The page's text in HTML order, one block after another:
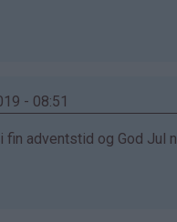
- 08:51
fin adventstid og God Jul